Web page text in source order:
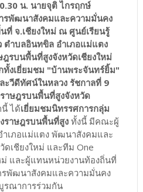
น. นายจุติ ไกรฤกษ์
รพัฒนาสังคมและความมั่นคง
ที่ จ.เชียงใหม่ ณ ศูนย์เรียนรู้
ตำบลอินทขิล อำเภอแม่แตง
รบนพื้นที่สูงจังหวัดเชียงใหม่
งเยี่ยมชม "บ้านพระจันทร์ยิ้ม"
ะวีดีทัศน์ในหลวง รัชกาลที่ 9
าษฎรบนพื้นที่สูงจังหวัด
ได้เยี่ยมชมนิทรรศการกลุ่ม
าษฎรบนพื้นที่สูง ทั้งนี้ มีคณะผู้
ำเภอแม่แตง พัฒนาสังคมและ
เชียงใหม่ และทีม One
ม่ และผู้แทนหน่วยงานท้องถิ่นที่
รพัฒนาสังคมและความมั่นคง
รณาการร่วมกัน